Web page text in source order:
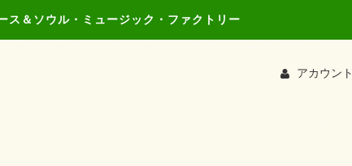
ス＆ソウル・ミュージック・ファクトリー
アカウント